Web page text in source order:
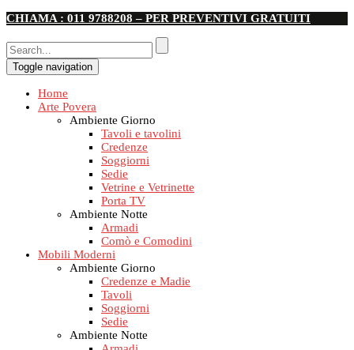
CHIAMA : 011 9788208 – PER PREVENTIVI GRATUITI
Toggle navigation
Home
Arte Povera
Ambiente Giorno
Tavoli e tavolini
Credenze
Soggiorni
Sedie
Vetrine e Vetrinette
Porta TV
Ambiente Notte
Armadi
Comò e Comodini
Mobili Moderni
Ambiente Giorno
Credenze e Madie
Tavoli
Soggiorni
Sedie
Ambiente Notte